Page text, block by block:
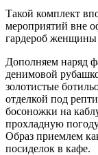
Такой комплект
мероприятий вне
гардероб женщины
Дополняем наряд
денимовой
золотистые
отделкой под
босоножки на
прохладную
Образ приемлем
посиделок в кафе.